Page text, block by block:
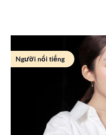
Người nổi tiếng